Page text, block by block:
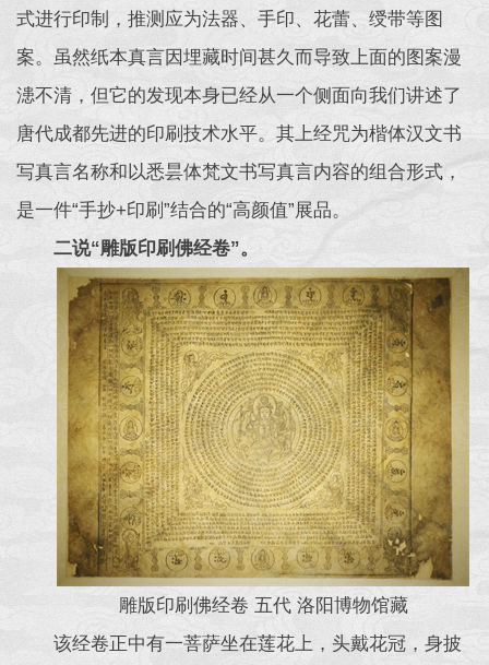
式进行印制，推测应为法器、手印、花蕾、绶带等图
案。虽然纸本真言因埋藏时间甚久而导致上面的图案漫
漶不清，但它的发现本身已经从一个侧面向我们讲述了
唐代成都先进的印刷技术水平。其上经咒为楷体汉文书
写真言名称和以悉昙体梵文书写真言内容的组合形式，
是一件“手抄+印刷”结合的“高颜值”展品。
二说“雕版印刷佛经卷”。
雕版印刷佛经卷 五代 洛阳博物馆藏
该经卷正中有一菩萨坐在莲花上，头戴花冠，身披